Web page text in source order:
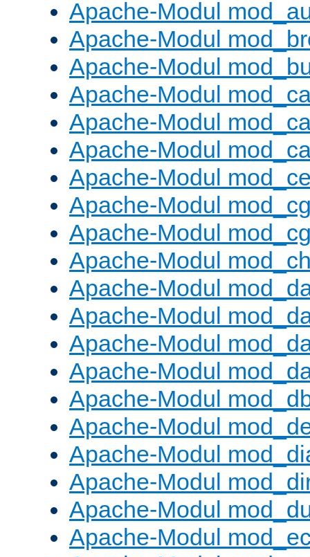
Apache-Modul
Apache-Modul
Apache-Modul
Apache-Modul
Apache-Modul
Apache-Modul
Apache-Modul
Apache-Modul
Apache-Modul
Apache-Modul
Apache-Modul
Apache-Modul
Apache-Modul
Apache-Modul
Apache-Modul
Apache-Modul
Apache-Modul
Apache-Modul
Apache-Modul
Apache-Modul